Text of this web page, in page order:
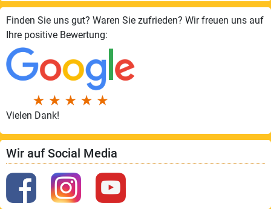
Finden Sie uns gut? Waren Sie zufrieden? Wir freuen uns auf
Ihre positive Bewertung:
Vielen Dank!
Wir auf Social Media